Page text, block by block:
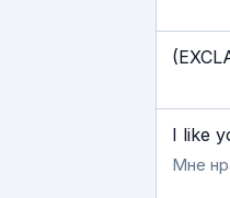
I like
Мне